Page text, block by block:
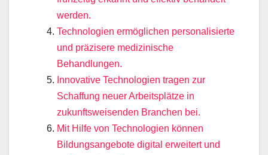
werden.
Technologien ermöglichen personalisierte
und präzisere medizinische
Behandlungen.
Innovative Technologien tragen zur
Schaffung neuer Arbeitsplätze in
zukunftsweisenden Branchen bei.
Mit Hilfe von Technologien können
Bildungsangebote digital erweitert und